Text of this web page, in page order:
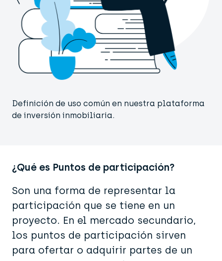
Definición de uso común en nuestra plataforma
de inversión inmobiliaria.
¿Qué es Puntos de participación?
Son una forma de representar la
participación que se tiene en un
proyecto. En el mercado secundario,
los puntos de participación sirven
para ofertar o adquirir partes de un